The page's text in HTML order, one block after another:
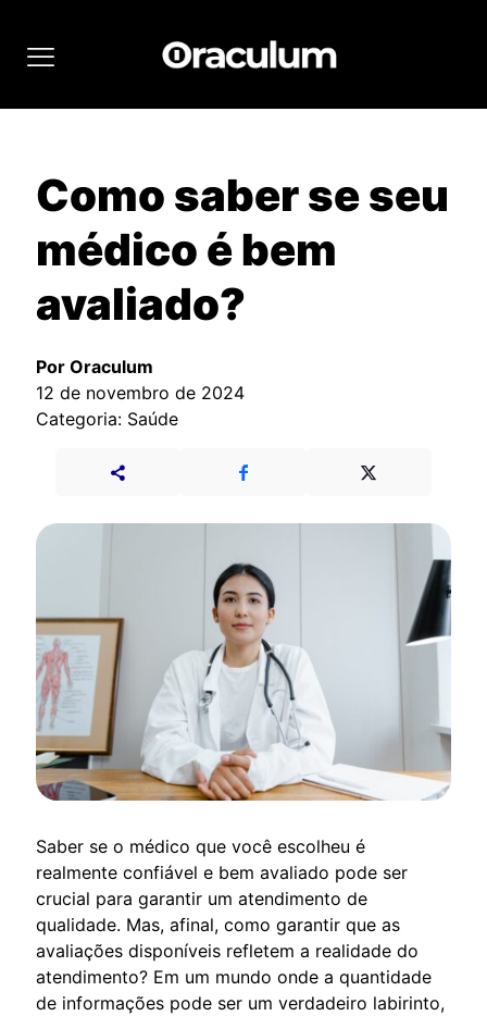
Como saber se seu
médico é bem
avaliado?
Por Oraculum
12 de novembro de 2024
Categoria: Saúde
Saber se o médico que você escolheu é
realmente confiável e bem avaliado pode ser
crucial para garantir um atendimento de
qualidade. Mas, afinal, como garantir que as
avaliações disponíveis refletem a realidade do
atendimento? Em um mundo onde a quantidade
de informações pode ser um verdadeiro labirinto,